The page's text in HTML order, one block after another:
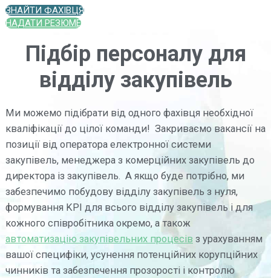
ЗНАЙТИ ФАХІВЦЯ
НАДАТИ РЕЗЮМЕ
Підбір персоналу для
відділу закупівель
Ми можемо підібрати від одного фахівця необхідної
кваліфікації до цілої команди! Закриваємо вакансії на
позиції від оператора електронної системи
закупівель, менеджера з комерційних закупівель до
директора із закупівель. А якщо буде потрібно, ми
забезпечимо побудову відділу закупівель з нуля,
формування KPI для всього відділу закупівель і для
кожного співробітника окремо, а також
автоматизацію закупівельних процесів з урахуванням
вашої специфіки, усунення потенційних корупційних
чинників та забезпечення прозорості і контролю